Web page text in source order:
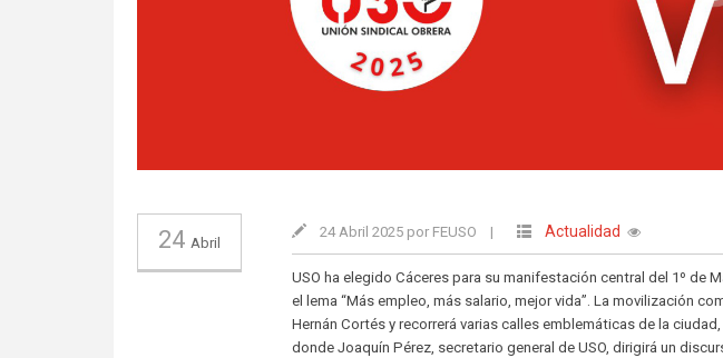
24Abril
24 Abril 2025 por FEUSO | Actualidad
USO ha elegido Cáceres para su manifestación central del 1º de
el lema “Más empleo, más salario, mejor vida”. La movilización
Hernán Cortés y recorrerá varias calles emblemáticas de la
donde Joaquín Pérez, secretario general de USO, dirigirá un